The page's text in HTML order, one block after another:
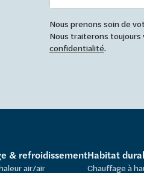
Nous prenons soin de
Nous traiterons
confidentialité.
& refroidissement
air/air
Habitat
Chauffage à